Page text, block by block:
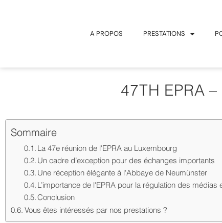
A PROPOS PRESTATIONS
47TH EPRA
Sommaire
La 47e réunion de l'EPRA au Luxembourg
Un cadre d’exception pour des échanges importants
Une réception élégante à l'Abbaye de Neumünster
L’importance de l'EPRA pour la régulation des médias
Conclusion
Vous êtes intéressés par nos prestations ?